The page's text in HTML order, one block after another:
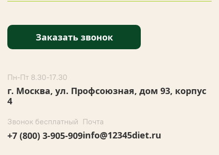
Заказать звонок
Пн-Пт 8.30-17.30
г. Москва, ул. Профсоюзная, дом 93, корпус
4
Звонок бесплатный
+7 (800) 3-905-909
Почта
info@12345diet.ru